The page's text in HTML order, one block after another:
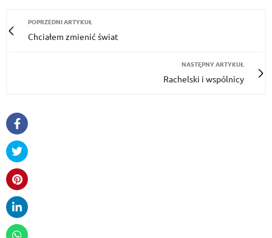
POPRZEDNI ARTYKUŁ
Chciałem zmienić świat
NASTĘPNY ARTYKUŁ
Rachelski i wspólnicy